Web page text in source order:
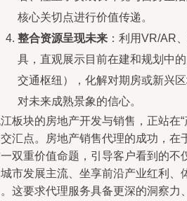
核心关切点进行价值传递。
整合资源呈现未来 ：利用VR/AR
具，直观展示目前在建和规划中
交通枢纽），化解对期房或新兴
对未来成熟景象的信心。
板块的房地产开发与销售，正站在“
汇点。房地产销售代理的成功，在
双重价值命题，引导客户看到的不
市发展主流、坐享前沿产业红利、
这要求代理服务具备更深的洞察力